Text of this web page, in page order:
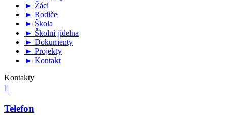
► Žáci
► Rodiče
► Škola
► Školní jídelna
► Dokumenty
► Projekty
► Kontakt
Kontakty

Telefon